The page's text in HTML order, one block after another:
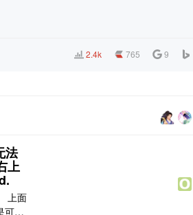
2.4k 765 9
法
上
上面
可以